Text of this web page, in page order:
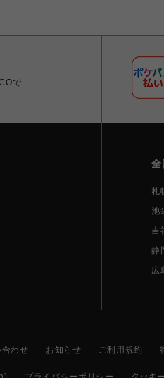
で
全
札
池
吉
静
広
わせ お知らせ ご利用規約